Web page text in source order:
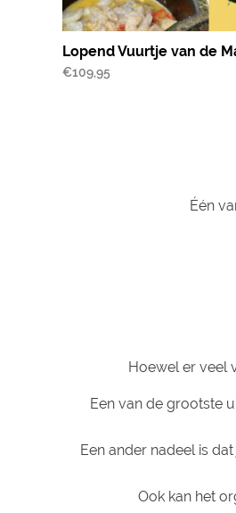
Lopend Vuurtje van de
€109,95
Één
Hoewel er veel
Een van de grootste
Een ander nadeel is
Ook kan het